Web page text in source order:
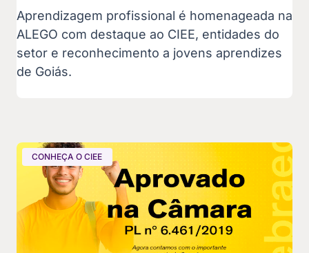
Aprendizagem profissional é homenageada na
ALEGO com destaque ao CIEE, entidades do
setor e reconhecimento a jovens aprendizes
de Goiás.
CONHEÇA O CIEE